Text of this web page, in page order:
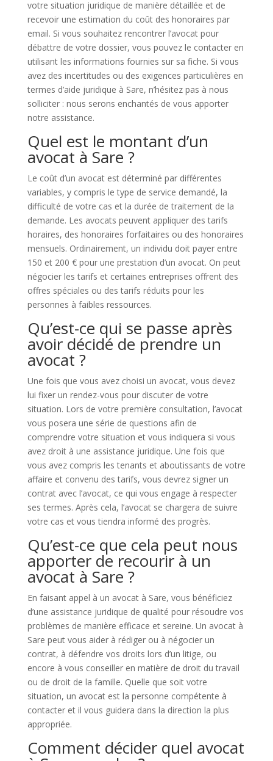
votre situation juridique de manière détaillée et de
recevoir une estimation du coût des honoraires par
email. Si vous souhaitez rencontrer l’avocat pour
débattre de votre dossier, vous pouvez le contacter en
utilisant les informations fournies sur sa fiche. Si vous
avez des incertitudes ou des exigences particulières en
termes d’aide juridique à Sare, n’hésitez pas à nous
solliciter : nous serons enchantés de vous apporter
notre assistance.
Quel est le montant d’un
avocat à Sare ?
Le coût d’un avocat est déterminé par différentes
variables, y compris le type de service demandé, la
difficulté de votre cas et la durée de traitement de la
demande. Les avocats peuvent appliquer des tarifs
horaires, des honoraires forfaitaires ou des honoraires
mensuels. Ordinairement, un individu doit payer entre
150 et 200 € pour une prestation d’un avocat. On peut
négocier les tarifs et certaines entreprises offrent des
offres spéciales ou des tarifs réduits pour les
personnes à faibles ressources.
Qu’est-ce qui se passe après
avoir décidé de prendre un
avocat ?
Une fois que vous avez choisi un avocat, vous devez
lui fixer un rendez-vous pour discuter de votre
situation. Lors de votre première consultation, l’avocat
vous posera une série de questions afin de
comprendre votre situation et vous indiquera si vous
avez droit à une assistance juridique. Une fois que
vous avez compris les tenants et aboutissants de votre
affaire et convenu des tarifs, vous devrez signer un
contrat avec l’avocat, ce qui vous engage à respecter
ses termes. Après cela, l’avocat se chargera de suivre
votre cas et vous tiendra informé des progrès.
Qu’est-ce que cela peut nous
apporter de recourir à un
avocat à Sare ?
En faisant appel à un avocat à Sare, vous bénéficiez
d’une assistance juridique de qualité pour résoudre vos
problèmes de manière efficace et sereine. Un avocat à
Sare peut vous aider à rédiger ou à négocier un
contrat, à défendre vos droits lors d’un litige, ou
encore à vous conseiller en matière de droit du travail
ou de droit de la famille. Quelle que soit votre
situation, un avocat est la personne compétente à
contacter et il vous guidera dans la direction la plus
appropriée.
Comment décider quel avocat